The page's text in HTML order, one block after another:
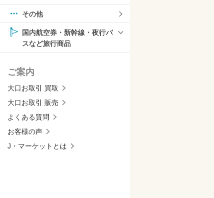
その他
国内航空券・新幹線・夜行バ
スなど旅行商品
ご案内
大口お取引 買取
大口お取引 販売
よくある質問
お客様の声
J・マーケットとは